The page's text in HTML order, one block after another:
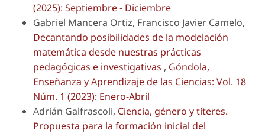
(2025): Septiembre - Diciembre
Gabriel Mancera Ortiz, Francisco Javier Camelo,
Decantando posibilidades de la modelación
matemática desde nuestras prácticas
pedagógicas e investigativas , Góndola,
Enseñanza y Aprendizaje de las Ciencias: Vol. 18
Núm. 1 (2023): Enero-Abril
Adrián Galfrascoli, Ciencia, género y títeres.
Propuesta para la formación inicial del